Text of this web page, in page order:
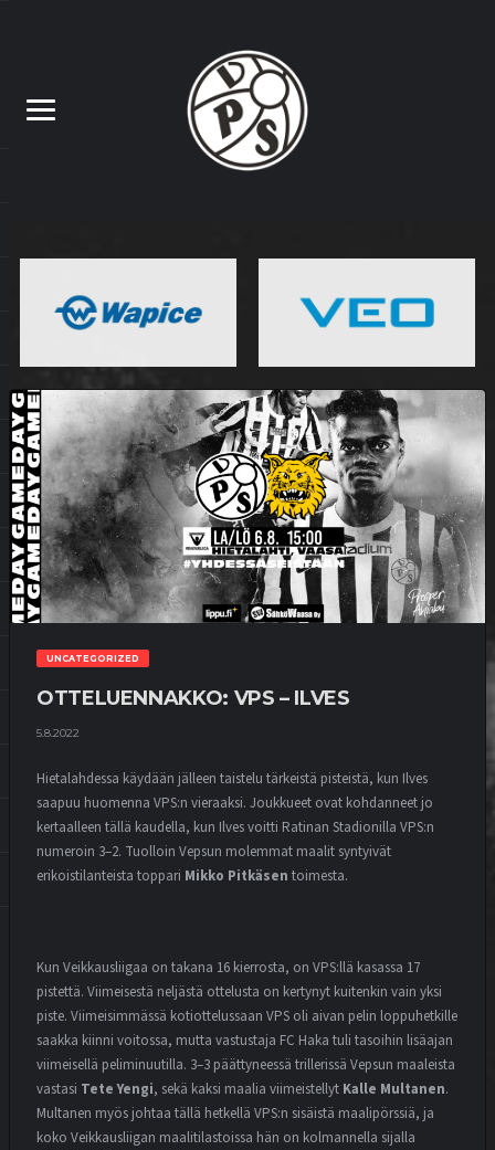
UNCATEGORIZED
OTTELUENNAKKO: VPS – ILVES
5.8.2022
Hietalahdessa käydään jälleen taistelu tärkeistä pisteistä, kun Ilves
saapuu huomenna VPS:n vieraaksi. Joukkueet ovat kohdanneet jo
kertaalleen tällä kaudella, kun Ilves voitti Ratinan Stadionilla VPS:n
numeroin 3–2. Tuolloin Vepsun molemmat maalit syntyivät
erikoistilanteista toppari Mikko Pitkäsen toimesta.
Kun Veikkausliigaa on takana 16 kierrosta, on VPS:llä kasassa 17
pistettä. Viimeisestä neljästä ottelusta on kertynyt kuitenkin vain yksi
piste. Viimeisimmässä kotiottelussaan VPS oli aivan pelin loppuhetkille
saakka kiinni voitossa, mutta vastustaja FC Haka tuli tasoihin lisäajan
viimeisellä peliminuutilla. 3–3 päättyneessä trillerissä Vepsun maaleista
vastasi Tete Yengi, sekä kaksi maalia viimeistellyt Kalle Multanen.
Multanen myös johtaa tällä hetkellä VPS:n sisäistä maalipörssiä, ja
koko Veikkausliigan maalitilastoissa hän on kolmannella sijalla